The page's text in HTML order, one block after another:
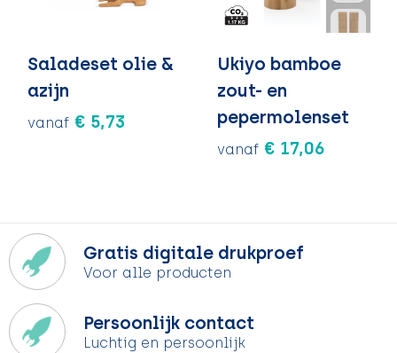
Saladeset olie &
azijn
vanaf € 5,73
Ukiyo bamboe
zout- en
pepermolenset
vanaf € 17,06
Gratis digitale drukproef
Voor alle producten
Persoonlijk contact
Luchtig en persoonlijk